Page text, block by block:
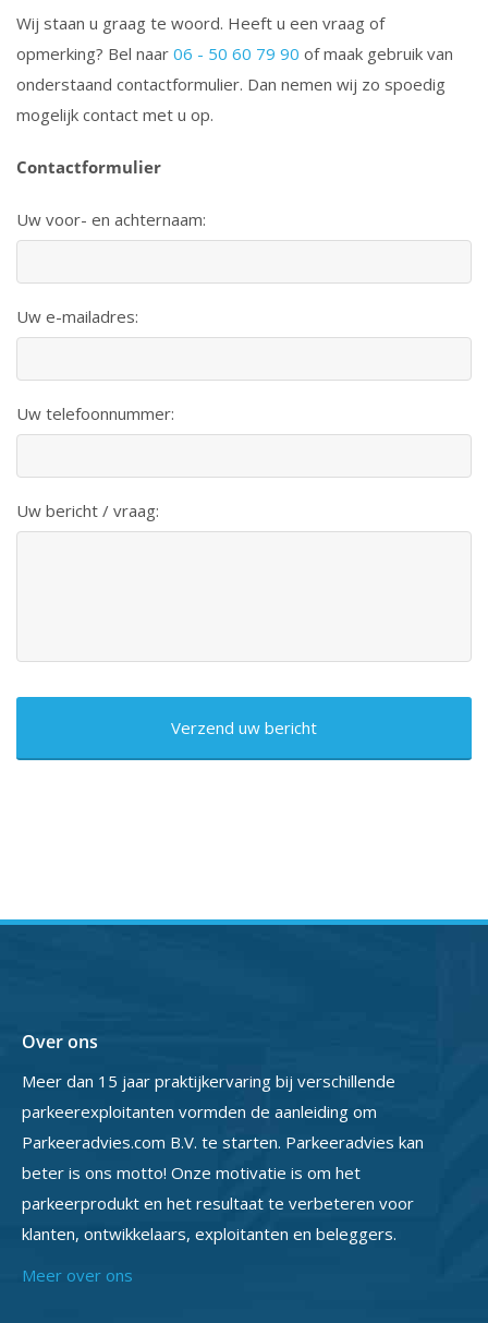
Wij staan u graag te woord. Heeft u een vraag of
opmerking? Bel naar 06 - 50 60 79 90 of maak gebruik van
onderstaand contactformulier. Dan nemen wij zo spoedig
mogelijk contact met u op.
Contactformulier
Uw voor- en achternaam:
Uw e-mailadres:
Uw telefoonnummer:
Uw bericht / vraag:
Over ons
Meer dan 15 jaar praktijkervaring bij verschillende
parkeerexploitanten vormden de aanleiding om
Parkeeradvies.com B.V. te starten. Parkeeradvies kan
beter is ons motto! Onze motivatie is om het
parkeerprodukt en het resultaat te verbeteren voor
klanten, ontwikkelaars, exploitanten en beleggers.
Meer over ons